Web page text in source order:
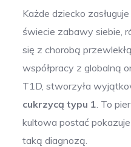
Każde dziecko
świecie zabawy siebie,
się z chorobą
współpracy z globalną
T1D, stworzyła
cukrzycą typu 1 . To
kultowa postać
taką diagnozą.